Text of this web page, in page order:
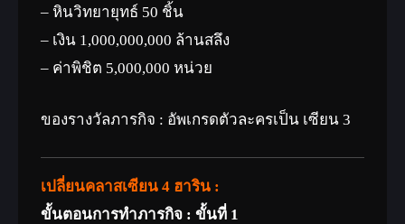
– หินวิทยายุทธ์ 50 ชิ้น
– เงิน 1,000,000,000 ล้านสลึง
– ค่าพิชิต 5,000,000 หน่วย
ของรางวัลภารกิจ : อัพเกรดตัวละครเป็น เซียน 3
เปลี่ยนคลาสเซียน 4 ฮาริน :
ขั้นตอนการทำภารกิจ : ขั้นที่ 1